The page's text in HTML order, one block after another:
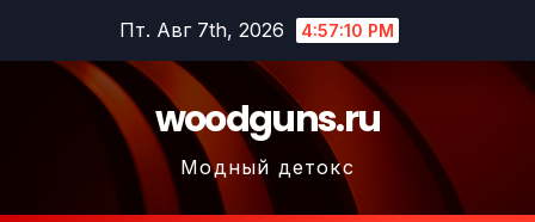
содержимому
Пт. Авг 7th, 2026 4:57:11 PM
woodguns.ru
Модный детокс